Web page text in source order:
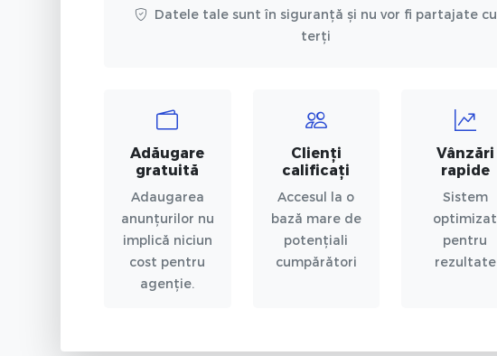
Datele tale sunt în siguranță și nu vor fi partajate cu
terți
Adăugare
gratuită
Adaugarea
anunțurilor nu
implică niciun
cost pentru
agenție.
Clienți
calificați
Accesul la o
bază mare de
potențiali
cumpărători
Vânzări
rapide
Sistem
optimizat
pentru
rezultate